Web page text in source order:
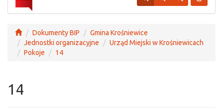
Dokumenty BIP
Gmina Krośniewice
Jednostki organizacyjne
Urząd Miejski w Krośniewicach
Pokoje
14
14